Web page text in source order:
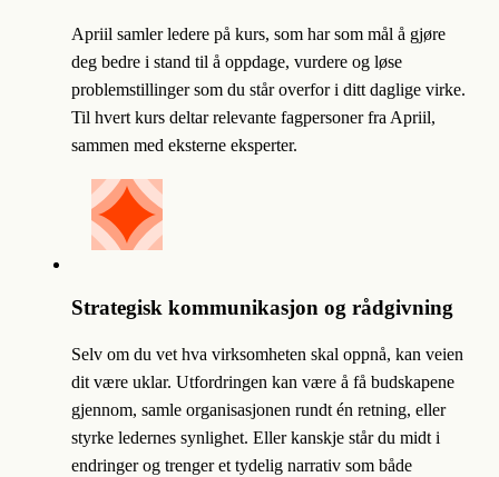
Apriil samler ledere på kurs, som har som mål å gjøre
deg bedre i stand til å oppdage, vurdere og løse
problemstillinger som du står overfor i ditt daglige virke.
Til hvert kurs deltar relevante fagpersoner fra Apriil,
sammen med eksterne eksperter.
Strategisk kommunikasjon og rådgivning
Selv om du vet hva virksomheten skal oppnå, kan veien
dit være uklar. Utfordringen kan være å få budskapene
gjennom, samle organisasjonen rundt én retning, eller
styrke ledernes synlighet. Eller kanskje står du midt i
endringer og trenger et tydelig narrativ som både